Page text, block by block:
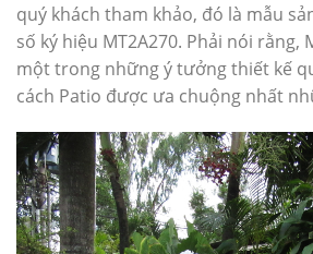
quý khách tham khảo, đó là mẫu
số ký hiệu MT2A270. Phải nói rằng,
một trong những ý tưởng thiết kế
cách Patio được ưa chuộng nhất